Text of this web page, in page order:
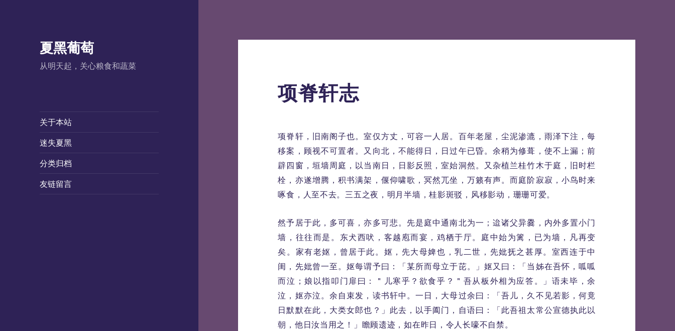
夏黑葡萄
从明天起，关心粮食和蔬菜
关于本站
迷失夏黑
分类归档
友链留言
项脊轩志
项脊轩，旧南阁子也。室仅方丈，可容一人居。百年老屋，尘泥渗漉，雨泽下注，每
移案，顾视不可置者。又向北，不能得日，日过午已昏。余稍为修葺，使不上漏；前
辟四窗，垣墙周庭，以当南日，日影反照，室始洞然。又杂植兰桂竹木于庭，旧时栏
栓，亦遂增腾，积书满架，偃仰啸歌，冥然兀坐，万籁有声。而庭阶寂寂，小鸟时来
啄食，人至不去。三五之夜，明月半墙，桂影斑驳，风移影动，珊珊可爱。
然予居于此，多可喜，亦多可悲。先是庭中通南北为一；迨诸父异爨，内外多置小门
墙，往往而是。东犬西吠，客越庖而宴，鸡栖于厅。庭中始为篱，已为墙，凡再变
矣。家有老妪，曾居于此。妪，先大母婢也，乳二世，先妣抚之甚厚。室西连于中
闺，先妣曾一至。妪每谓予曰：「某所而母立于芘。」妪又曰：「当姊在吾怀，呱呱
而泣；娘以指叩门扉曰：＂儿寒乎？欲食乎？＂吾从板外相为应答。」语未毕，余
泣，妪亦泣。余自束发，读书轩中。一日，大母过余曰：「吾儿，久不见若影，何竟
日默默在此，大类女郎也？」此去，以手阖门，自语曰：「此吾祖太常公宣德执此以
朝，他日汝当用之！」瞻顾遗迹，如在昨日，令人长嚎不自禁。